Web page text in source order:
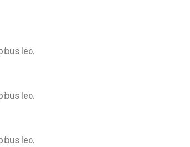
leo.
leo.
leo.